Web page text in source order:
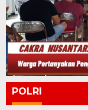
POLRI